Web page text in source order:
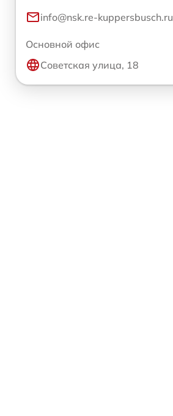
info@nsk.re-kuppersbusch.ru
Основной офис
Советская улица, 18